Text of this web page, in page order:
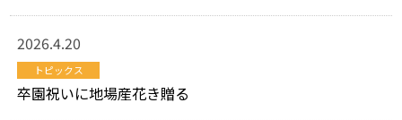
2026.4.20
トピックス
卒園祝いに地場産花き贈る